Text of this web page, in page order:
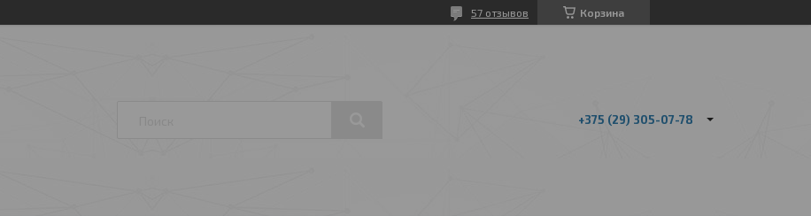
Корзина
57 отзывов
+375 (29) 305-07-78